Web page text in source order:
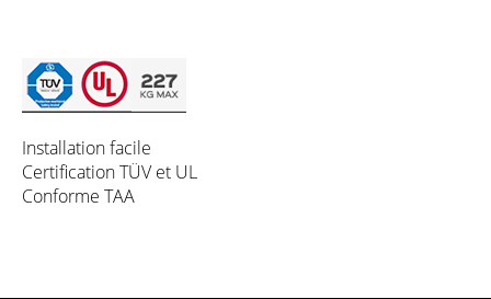
Installation facile
Certification TÜV et UL
Conforme TAA